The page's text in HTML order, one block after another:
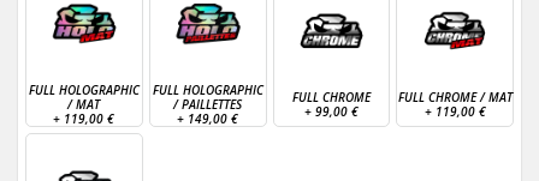
FULL HOLOGRAPHIC
/ MAT
+ 119,00 €
FULL HOLOGRAPHIC
/ PAILLETTES
+ 149,00 €
FULL CHROME
+ 99,00 €
FULL CHROME / MAT
+ 119,00 €